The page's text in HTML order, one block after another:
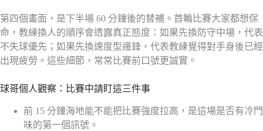
第四個畫面，是下半場 60 分鐘後的替補。首輪比賽大家都想保
命，教練換人的順序會透露真正態度：如果先換防守中場，代表
不失球優先；如果先換速度型邊鋒，代表教練覺得對手身後已經
出現疲勞。這些細節，常常比賽前口號更誠實。
球哥個人觀察：比賽中請盯這三件事
前 15 分鐘海地能不能把比賽強度拉高，是這場是否有冷門
味的第一個訊號。